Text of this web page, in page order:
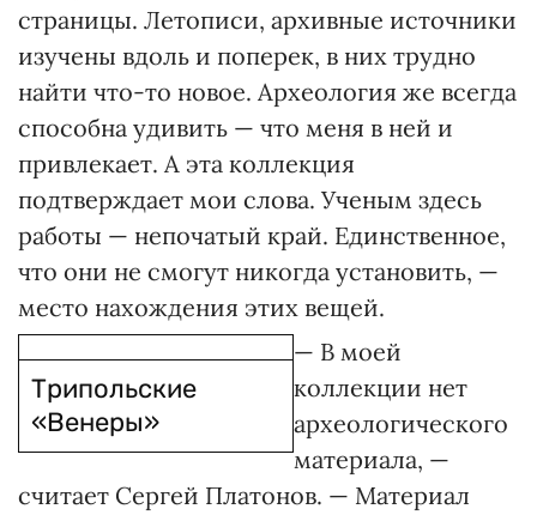
страницы. Летописи, архивные источники
изучены вдоль и поперек, в них трудно
найти что-то новое. Археология же всегда
способна удивить — что меня в ней и
привлекает. А эта коллекция
подтверждает мои слова. Ученым здесь
работы — непочатый край. Единственное,
что они не смогут никогда установить, —
место нахождения этих вещей.
Трипольские
«Венеры»
— В моей
коллекции нет
археологического
материала, —
считает Сергей Платонов. — Материал